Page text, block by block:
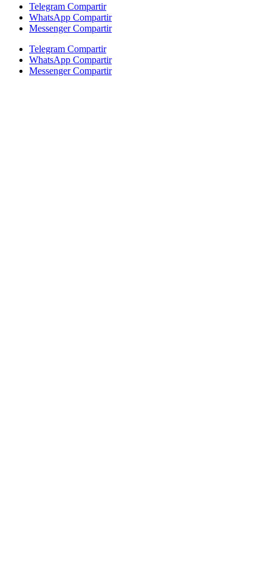
Telegram Compartir
WhatsApp Compartir
Messenger Compartir
Telegram Compartir
WhatsApp Compartir
Messenger Compartir